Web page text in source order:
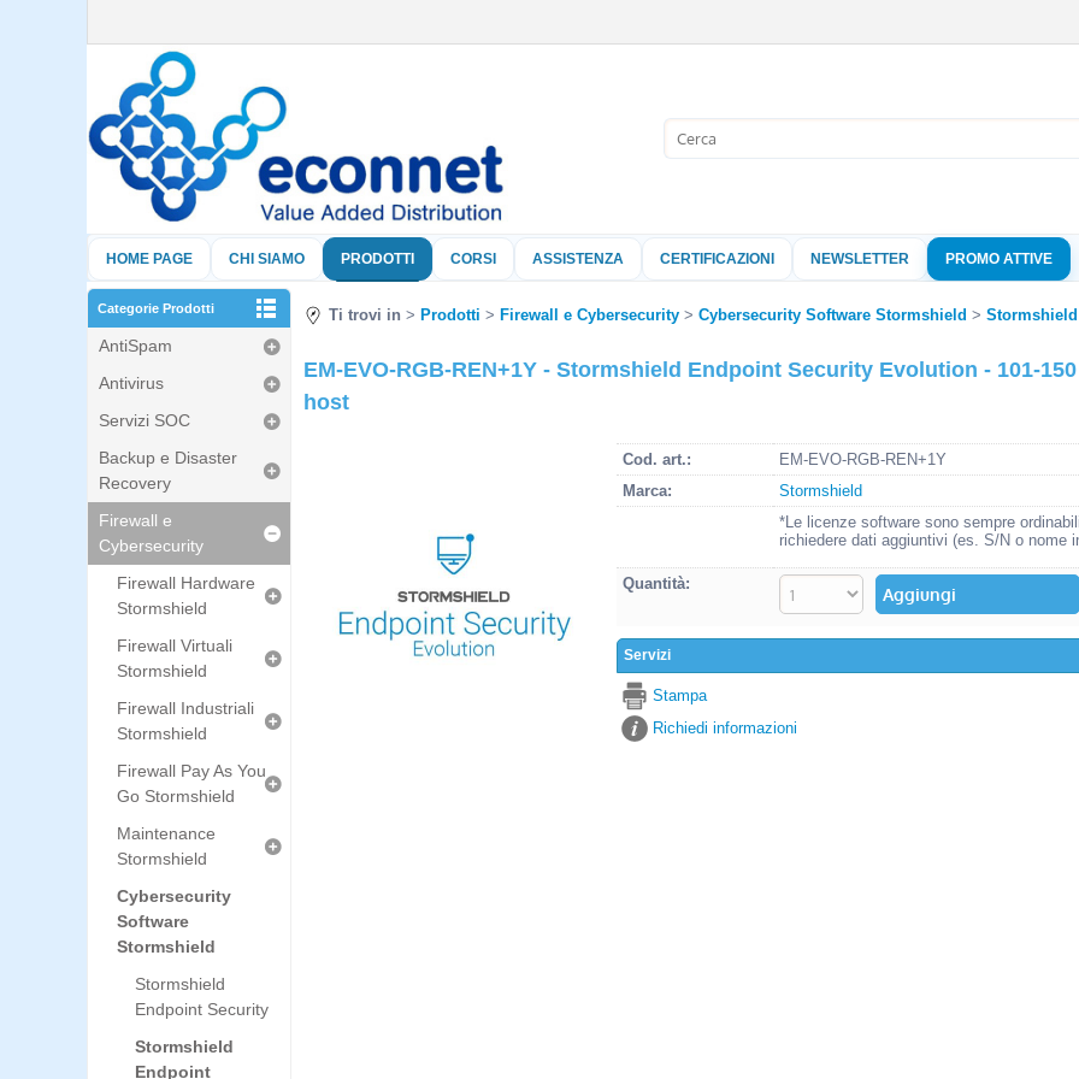
nome utente e
clicca sul
Nome
Hai perso
HOME PAGE CHI SIAMO PRODOTTI CORSI ASSISTENZA CERTIFICAZIONI NEWSLETTER PROMO ATTIVE
Categorie Prodotti
AntiSpam
Antivirus
Servizi SOC
Backup e Disaster
Recovery
Firewall e
Cybersecurity
Firewall Hardware
Stormshield
Firewall Virtuali
Stormshield
Firewall Industriali
Stormshield
Firewall Pay As You
Go Stormshield
Maintenance
Stormshield
Cybersecurity
Software
Stormshield
Stormshield
Endpoint Security
Stormshield
Endpoint
Ti trovi in Prodotti Firewall e Cybersecurity Cybersecurity Software Stormshield
EM-EVO-RGB-REN+1Y - Stormshield Endpoint Security Evolution - 101-
host
Cod. art.:
EM-EVO-RGB-REN+1Y
Marca:
Stormshield
*Le licenze software sono sempre
richiedere dati aggiuntivi (es. S/N o nome
Quantità:
Servizi
Stampa
Richiedi informazioni